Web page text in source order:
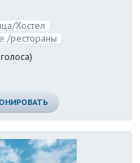
Хостел
/рестораны